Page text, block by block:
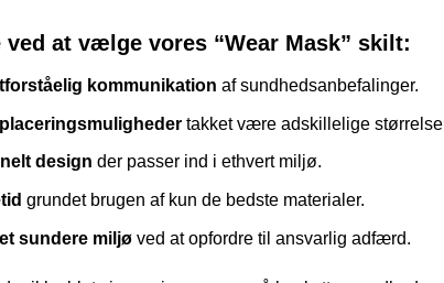
ved at vælge vores “Wear Mask” skilt:
kommunikation af sundhedsanbefalinger.
takket være adskillelige
design der passer ind i ethvert miljø.
grundet brugen af kun de bedste materialer.
sundere miljøved at opfordre til ansvarlig adfærd.